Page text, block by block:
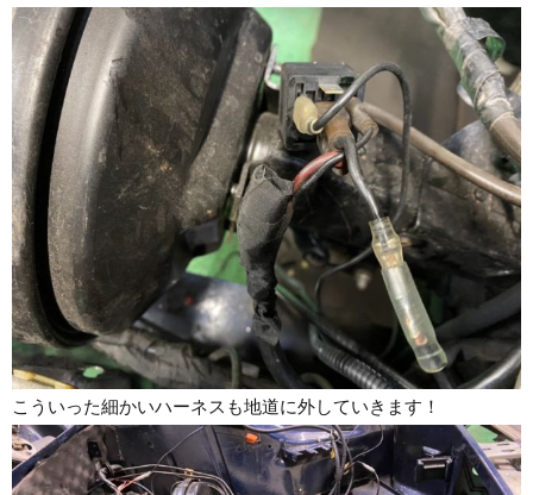
こういった細かいハーネスも地道に外していきます！